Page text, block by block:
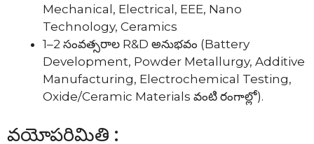
Mechanical, Electrical, EEE, Nano
Technology, Ceramics
1–2 సంవత్సరాల R&D అనుభవం (Battery
Development, Powder Metallurgy, Additive
Manufacturing, Electrochemical Testing,
Oxide/Ceramic Materials వంటి రంగాల్లో).
వయోపరిమితి :